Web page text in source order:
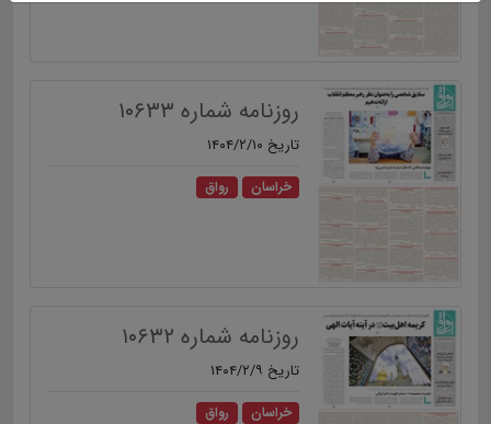
روزنامه شماره ۱۰۶۳۳
تاریخ ۱۴۰۴/۲/۱۰
خراسان رواق
روزنامه شماره ۱۰۶۳۲
تاریخ ۱۴۰۴/۲/۹
خراسان رواق